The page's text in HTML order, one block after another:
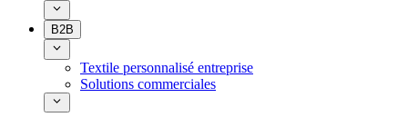
B2B
Textile personnalisé entreprise
Solutions commerciales